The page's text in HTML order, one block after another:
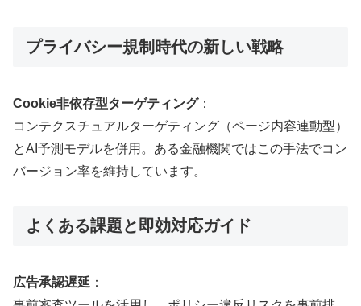
プライバシー規制時代の新しい戦略
Cookie非依存型ターゲティング：
コンテクスチュアルターゲティング（ページ内容連動型）
とAI予測モデルを併用。ある金融機関ではこの手法でコン
バージョン率を維持しています。
よくある課題と即効対応ガイド
広告承認遅延 ：